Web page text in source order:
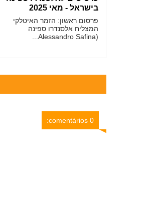
בישראל - מאי 2025
פרסום ראשון: הזמר האיטלקי
המצליח אלסנדרו ספינה
(Alessandro Safina...
0 comentários: